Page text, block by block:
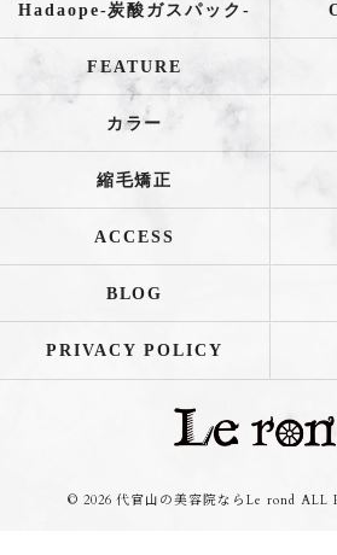
Hadaope-炭酸ガスパック-
FEATURE
カラー
縮毛矯正
ACCESS
BLOG
PRIVACY POLICY
© 2026 代官山の美容院ならLe rond ALL